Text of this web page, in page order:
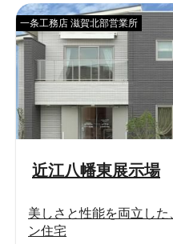
近江八幡東展示場
一条工務店 滋賀北部営業所
美しさと性能を両立し
ン住宅